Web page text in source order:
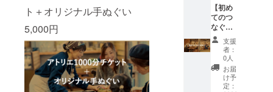
ト＋オリジナル手ぬぐい
5,000円
（杢グ
レー綿
80% ポ
リエス
テル
20%）
、5.6オ
ンス ※
複数のT
シャツ
を記載
※商品は
ご指定
のご住
所に発
送をさ
せてい
ただき
ます。
会開催
ご招待
券（1
回） ・
感謝の
気持ち
を込め
て御礼
のメッ
メッ
セージ
を送り
しま
す。 ▼
リター
ン内容
・感謝
の気持
【初め
てのつ
なぐば
セッ
ト】 実
はまだ
シェア
アトリ
エつな
支援
者：
0人
お届
け予
定：